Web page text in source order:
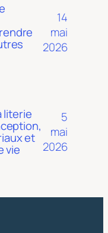
14
mai
2026
literie
et
vie
5
mai
2026